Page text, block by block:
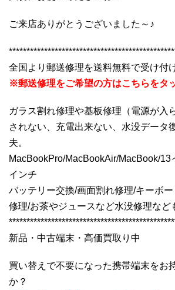
ご来店ありがとうございました～♪
全国より郵送修理を送料無料で受け付
※郵送修理をご希望の方はこちらをタ
ガラス割れ修理や基板修理（電源が入
されない、充電出来ない、水没データ
夫。
MacBookPro/MacBookAir/MacBook/13
インチ
バッテリー交換/画面割れ修理/キーボ
修理/お茶やジュースなど水没修理など
新品・中古端末・高価買取り中
買い替えで不要になった携帯端末をお
か？